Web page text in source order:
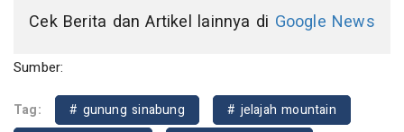
Cek Berita dan Artikel lainnya di Google News
Sumber:
Tag: # gunung sinabung
# jelajah mountain